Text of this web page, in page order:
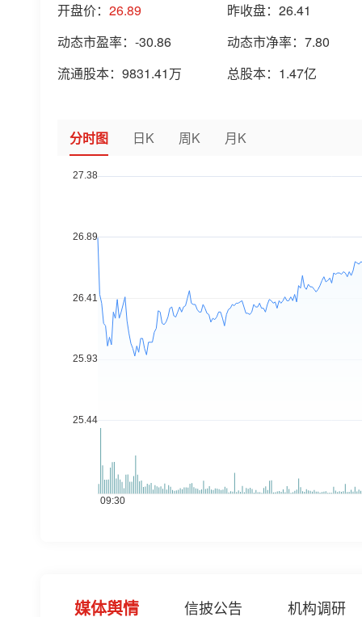
开盘价： 26.89 昨收盘： 26.41
动态市盈率： -30.86 动态市净率： 7.80
流通股本： 9831.41万 总股本： 1.47亿
分时图 日K 周K 月K
媒体舆情 信披公告 机构调研